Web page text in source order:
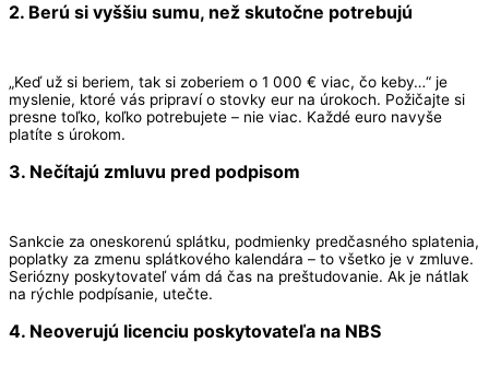
2. Berú si vyššiu sumu, než skutočne potrebujú
„Keď už si beriem, tak si zoberiem o 1 000 € viac, čo keby…“ je
myslenie, ktoré vás pripraví o stovky eur na úrokoch. Požičajte si
presne toľko, koľko potrebujete – nie viac. Každé euro navyše
platíte s úrokom.
3. Nečítajú zmluvu pred podpisom
Sankcie za oneskorenú splátku, podmienky predčasného splatenia,
poplatky za zmenu splátkového kalendára – to všetko je v zmluve.
Seriózny poskytovateľ vám dá čas na preštudovanie. Ak je nátlak
na rýchle podpísanie, utečte.
4. Neoverujú licenciu poskytovateľa na NBS